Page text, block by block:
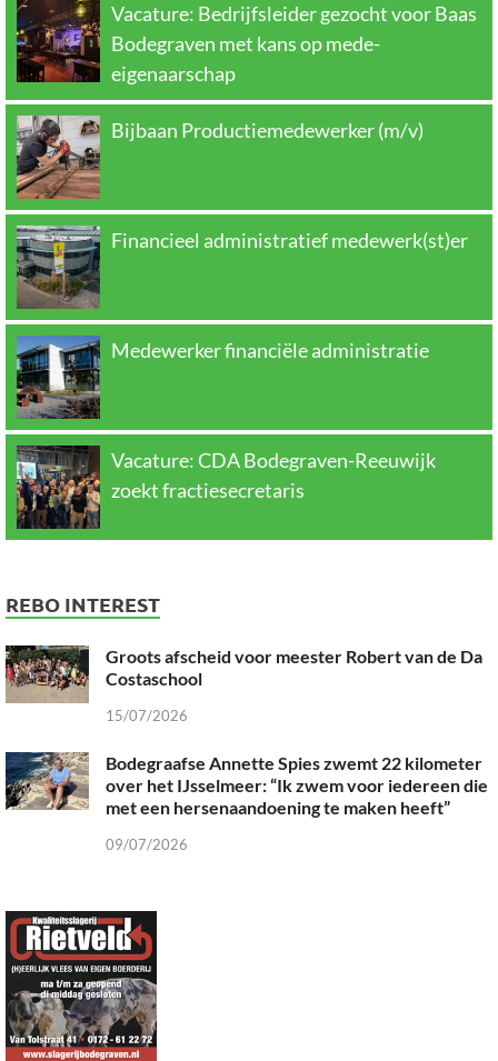
Vacature: Bedrijfsleider gezocht voor Baas
Bodegraven met kans op mede-
eigenaarschap
Bijbaan Productiemedewerker (m/v)
Financieel administratief medewerk(st)er
Medewerker financiële administratie
Vacature: CDA Bodegraven-Reeuwijk
zoekt fractiesecretaris
REBO INTEREST
Groots afscheid voor meester Robert van de Da
Costaschool
15/07/2026
Bodegraafse Annette Spies zwemt 22 kilometer
over het IJsselmeer: “Ik zwem voor iedereen die
met een hersenaandoening te maken heeft”
09/07/2026